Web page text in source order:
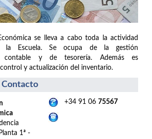
se lleva a cabo toda la actividad
la Escuela. Se ocupa de la gestión
contable y de tesorería. Además es
y actualización del inventario.
Contacto
1ª -
+34 91 06 75567